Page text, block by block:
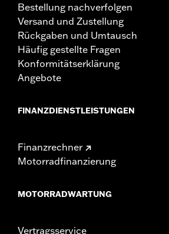
Bestellung nachverfolgen
Versand und Zustellung
Rückgaben und Umtausch
Häufig gestellte Fragen
Konformitätserklärung
Angebote
FINANZDIENSTLEISTUNGEN
Finanzrechner
Motorradfinanzierung
MOTORRADWARTUNG
Vertragsservice